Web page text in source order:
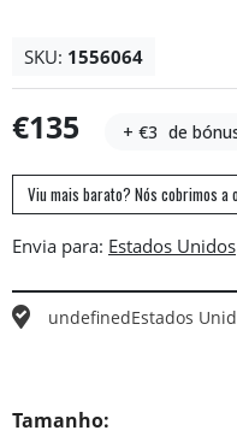
SKU: 1556064
€135 + €3 de
Viu mais barato? Nós cobrimos
Envia para:
undefinedEstados
Tamanho: